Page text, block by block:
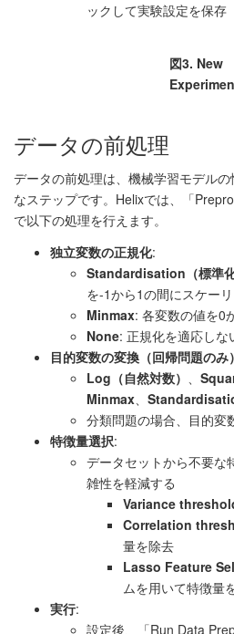
ックして実験設定を保存
図3. New
データの前処理
データの前処理は、機械学習モデル
なステップです。Helixでは、「
で以下の処理を行えます。
独立変数の正規化:
Standardisation（標準化
を-1から1の間にスケー
Minmax: 各変数の値を0
None: 正規化を適応しな
目的変数の変換（回帰問題のみ）
Log（自然対数）
Minmax
分類問題の場合、目的変
特徴量選択:
データセットから不要な
雑性を軽減する
Variance
Correlation
量を除去
Lasso Feature
ムを用いて特徴量
実行:
設定後、「Run Data